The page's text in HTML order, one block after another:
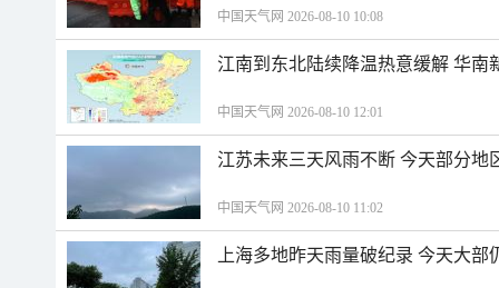
中国天气网 2026-08-10 10:08
江南到东北陆续降温热意缓解 华南
中国天气网 2026-08-10 12:01
江苏未来三天风雨不断 今天部分地
中国天气网 2026-08-10 11:02
上海多地昨天雨量破纪录 今天大